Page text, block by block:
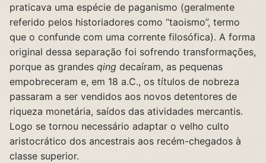
praticava uma espécie de paganismo (geralmente
referido pelos historiadores como “taoismo”, termo
que o confunde com uma corrente filosófica). A forma
original dessa separação foi sofrendo transformações,
porque as grandes qing decaíram, as pequenas
empobreceram e, em 18 a.C., os títulos de nobreza
passaram a ser vendidos aos novos detentores de
riqueza monetária, saídos das atividades mercantis.
Logo se tornou necessário adaptar o velho culto
aristocrático dos ancestrais aos recém-chegados à
classe superior.